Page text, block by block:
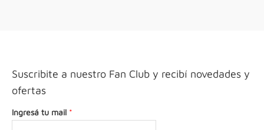
Suscribite a nuestro Fan Club y recibí novedades y
ofertas
Ingresá tu mail *